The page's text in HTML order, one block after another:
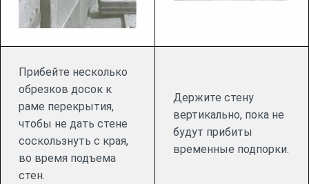
Прибейте несколько
обрезков досок к
раме перекрытия,
чтобы не дать стене
соскользнуть с края,
во время подъема
стен.
Держите стену
вертикально, пока не
будут прибиты
временные подпорки.